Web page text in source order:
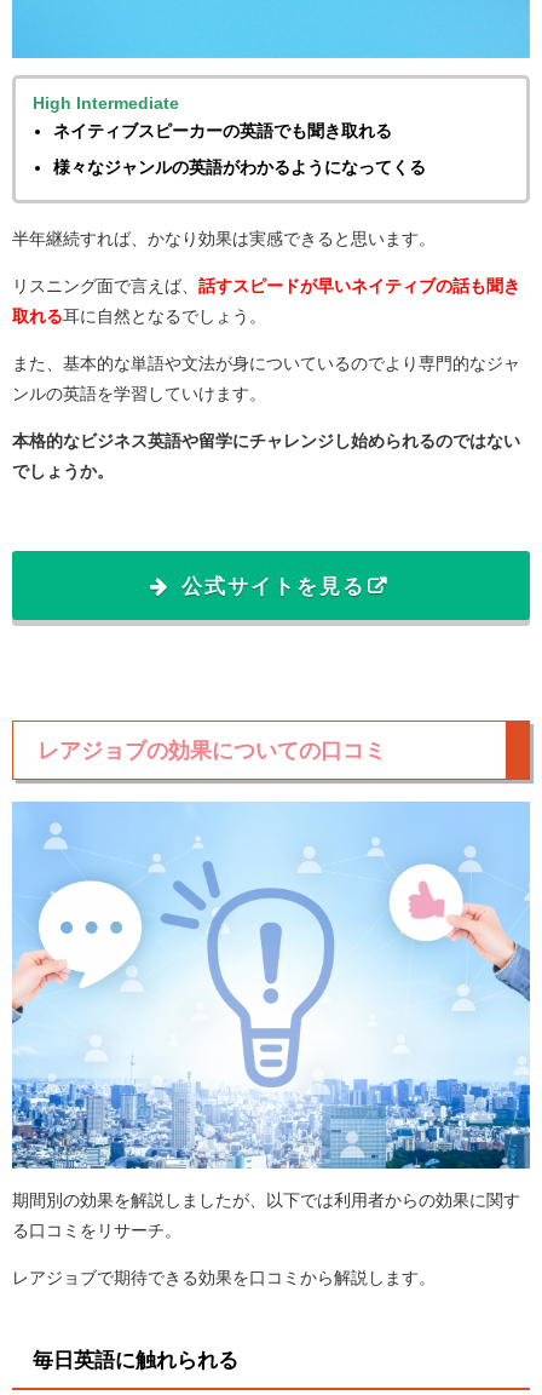
High Intermediate
ネイティブスピーカーの英語でも聞き取れる
様々なジャンルの英語がわかるようになってくる
半年継続すれば、かなり効果は実感できると思います。
リスニング面で言えば、 話すスピードが早いネイティブの話も聞き
取れる耳に自然となるでしょう。
また、基本的な単語や文法が身についているのでより専門的なジャ
ンルの英語を学習していけます。
本格的なビジネス英語や留学にチャレンジし始められるのではない
でしょうか。
公式サイトを見る
レアジョブの効果についての口コミ
期間別の効果を解説しましたが、以下では利用者からの効果に関す
る口コミをリサーチ。
レアジョブで期待できる効果を口コミから解説します。
毎日英語に触れられる